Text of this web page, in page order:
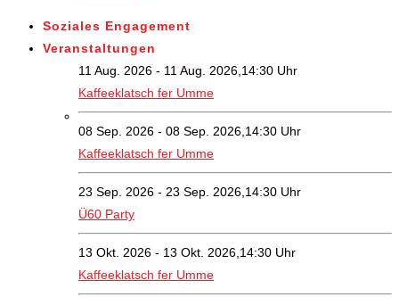
Soziales Engagement
Veranstaltungen
11 Aug. 2026 - 11 Aug. 2026,14:30 Uhr
Kaffeeklatsch fer Umme
08 Sep. 2026 - 08 Sep. 2026,14:30 Uhr
Kaffeeklatsch fer Umme
23 Sep. 2026 - 23 Sep. 2026,14:30 Uhr
Ü60 Party
13 Okt. 2026 - 13 Okt. 2026,14:30 Uhr
Kaffeeklatsch fer Umme